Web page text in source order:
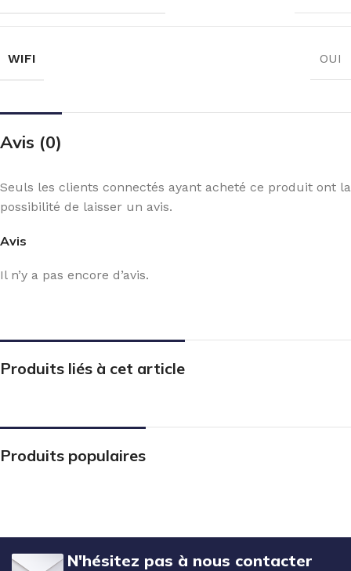
WIFI OUI
Avis (0)
Avis
Il n’y a pas encore d’avis.
Seuls les clients connectés ayant acheté ce produit ont la
possibilité de laisser un avis.
Produits liés à cet article
Produits populaires
N'hésitez pas à nous contacter